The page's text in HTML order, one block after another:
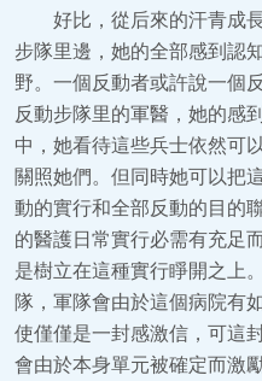
好比，從后來的汗青成
步隊里邊，她的全部感到認
野。一個反動者或許說一個反
反動步隊里的軍醫，她的感
中，她看待這些兵士依然可
關照她們。但同時她可以把
動的實行和全部反動的目的
的醫護日常實行必需有充足
是樹立在這種實行睜開之上
隊，軍隊會由於這個病院有
使僅僅是一封感激信，可這
會由於本身單元被確定而激